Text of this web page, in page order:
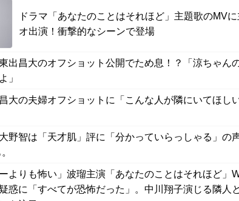
ドラマ「あなたのことはそれほど」主題歌のMV
オ出演！衝撃的なシーンで登場
出昌大のオフショット公開でため息！？「涼ちゃん
」
大の夫婦オフショットに「こんな人が隣にいてほし
野智は「天才肌」評に「分かっていらっしゃる」の
ーよりも怖い」波瑠主演「あなたのことはそれほど」
惑に「すべてが恐怖だった」。中川翔子演じる隣人